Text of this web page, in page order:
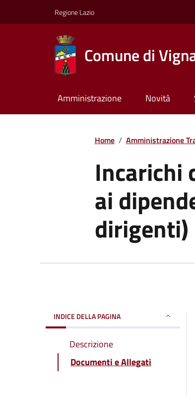
Regione Lazio
Comune di
Amministrazione Novità
Home / Amministrazione
Incarichi
ai
dirigenti)
INDICE DELLA PAGINA
Descrizione
Documenti e Allegati